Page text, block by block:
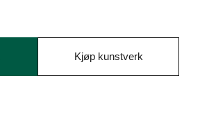
Kjøp kunstverk